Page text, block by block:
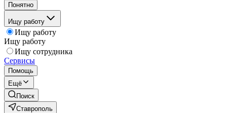
Понятно
Ищу работу
Ищу работу
Ищу работу
Ищу сотрудника
Сервисы
Помощь
Ещё
Поиск
Ставрополь